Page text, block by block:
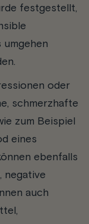
festgestellt,
oder
schmerzhafte
zum Beispiel
eines
ebenfalls
negative
auch